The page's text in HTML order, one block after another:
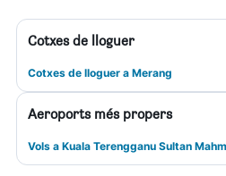
Cotxes de lloguer
Cotxes de lloguer a Merang
Aeroports més propers
Vols a Kuala Terengganu Sultan